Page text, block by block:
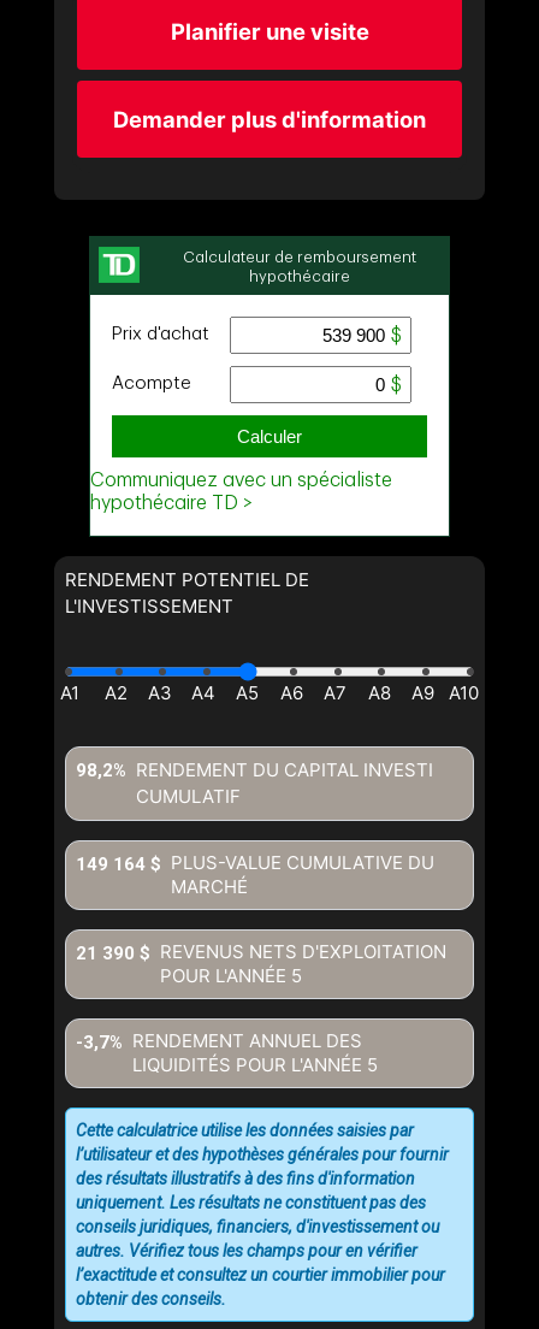
Planifier une visite
Demander plus d'information
RENDEMENT POTENTIEL DE
L'INVESTISSEMENT
RENDEMENT DU CAPITAL INVESTI
CUMULATIF
98,2%
PLUS-VALUE CUMULATIVE DU
MARCHÉ
149 164 $
REVENUS NETS D'EXPLOITATION
POUR L'ANNÉE 5
21 390 $
RENDEMENT ANNUEL DES
LIQUIDITÉS POUR L'ANNÉE 5
-3,7%
Cette calculatrice utilise les données saisies par
l’utilisateur et des hypothèses générales pour fournir
des résultats illustratifs à des fins d'information
uniquement. Les résultats ne constituent pas des
conseils juridiques, financiers, d'investissement ou
autres. Vérifiez tous les champs pour en vérifier
l’exactitude et consultez un courtier immobilier pour
obtenir des conseils.